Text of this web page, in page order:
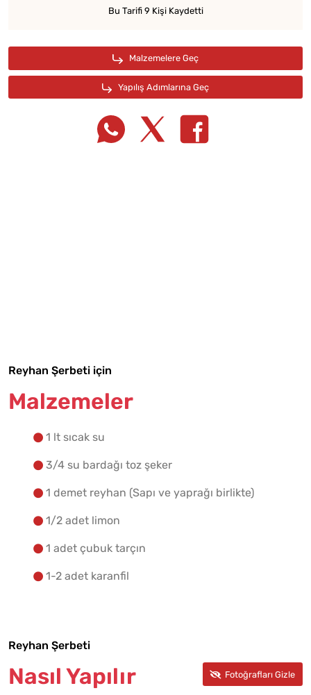
Bu Tarifi 9 Kişi Kaydetti
Reyhan Şerbeti için
Malzemeler
1 lt sıcak su
3/4 su bardağı toz şeker
1 demet reyhan (Sapı ve yaprağı birlikte)
1/2 adet limon
1 adet çubuk tarçın
1-2 adet karanfil
Reyhan Şerbeti
Nasıl Yapılır